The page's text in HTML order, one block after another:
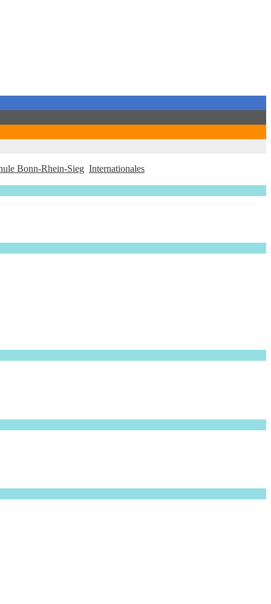
Bonn-Rhein-Sieg Internationales